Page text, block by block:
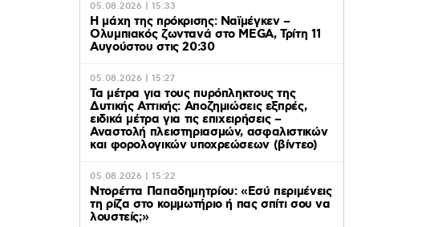
05.08.2026 | 15:33
Η μάχη της πρόκρισης: Ναϊμέγκεν –
Ολυμπιακός ζωντανά στο MEGA, Τρίτη 11
Αυγούστου στις 20:30
05.08.2026 | 15:27
Τα μέτρα για τους πυρόπληκτους της
Δυτικής Αττικής: Αποζημιώσεις εξπρές,
ειδικά μέτρα για τις επιχειρήσεις –
Αναστολή πλειστηριασμών, ασφαλιστικών
και φορολογικών υποχρεώσεων (βίντεο)
05.08.2026 | 15:22
Ντορέττα Παπαδημητρίου: «Εσύ περιμένεις
τη ρίζα στο κομμωτήριο ή πας σπίτι σου να
λουστείς;»